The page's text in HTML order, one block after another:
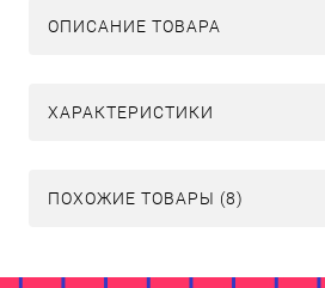
ОПИСАНИЕ ТОВАРА
ХАРАКТЕРИСТИКИ
ПОХОЖИЕ ТОВАРЫ (8)